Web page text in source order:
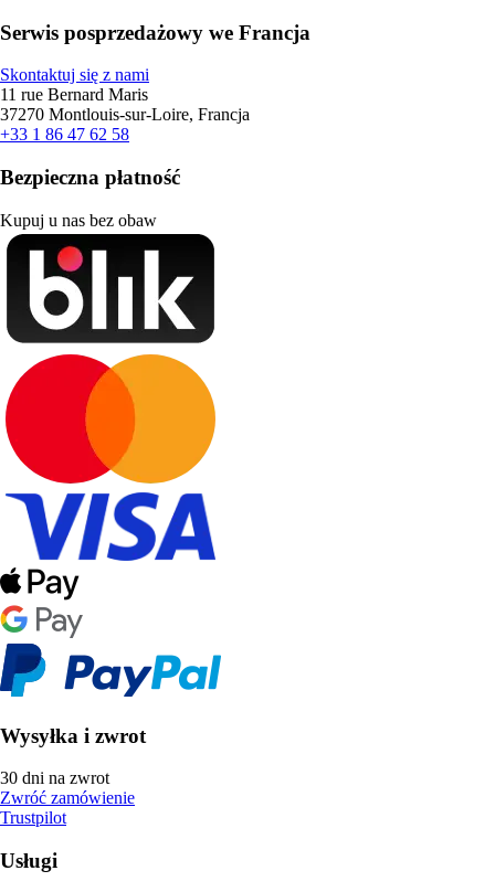
Serwis posprzedażowy we Francja
Skontaktuj się z nami
11 rue Bernard Maris
37270 Montlouis-sur-Loire, Francja
+33 1 86 47 62 58
Bezpieczna płatność
Kupuj u nas bez obaw
Wysyłka i zwrot
30 dni na zwrot
Zwróć zamówienie
Trustpilot
Usługi